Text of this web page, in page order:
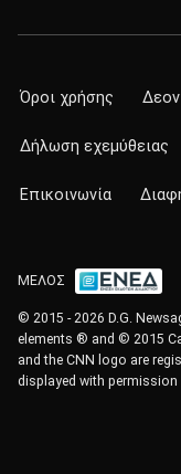
Όροι χρήσης
Δήλωση εχεμύθειας
Επικοινωνία
ΜΕΛΟΣ
© 2015 - 2026 D.G.
elements ® and © 2015
and the CNN logo are
displayed with permission